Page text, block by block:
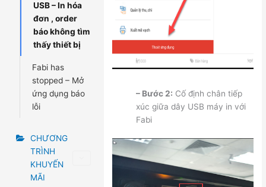
USB – In hóa
đơn , order
báo không tìm
thấy thiết bị
Fabi has
stopped – Mở
ứng dụng báo
lỗi
CHƯƠNG
TRÌNH
KHUYẾN
MÃI
– Bước 2: Cố định chân tiếp
xúc giữa dây USB máy in với
Fabi